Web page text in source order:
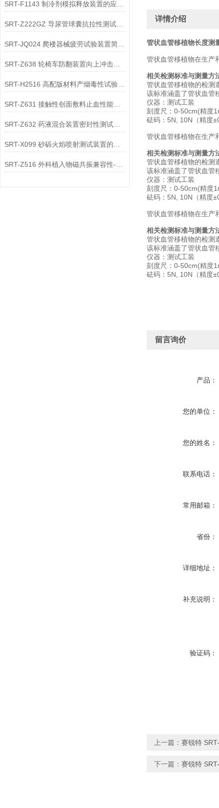
SRT-Z222GZ 导尿管球囊抗拉性测试装置的用途有哪些
SRT-JQ024 爬楼器械疲劳试验装置简单说明 质量保证
SRT-Z638 轮椅车防翻装置向上冲击测试试验机的应用领域有哪些 质量保证
SRT-H2516 高配版材料产烟毒性试验装置（鼠笼法）应用介绍 符合检测标准
SRT-Z631 接触性创面敷料止血性能体外模型试验装置简单介绍 符合标准
SRT-Z632 药液混合装置密封性测试仪简单介绍 提供技术指导
详情介绍
管状血管移植物长度测
管状血管移植物在生产
相关检测标准与测量方
管状血管移植物的检测
该标准涵盖了管状血管
仪器：测试工装
刻度尺：0-50cm(精度
砝码：5N, 10N（精度
管状血管移植物在生产
相关检测标准与测量方
管状血管移植物的检测
该标准涵盖了管状血管
仪器：测试工装
刻度尺：0-50cm(精度
砝码：5N, 10N（精度
管状血管移植物在生产
相关检测标准与测量方
管状血管移植物的检测
该标准涵盖了管状血管
仪器：测试工装
刻度尺：0-50cm(精度
砝码：5N, 10N（精度
留言询价
产品：
您的单位：
您的姓名：
联系电话：
常用邮箱：
省份：
详细地址：
补充说明：
验证码：
上一篇： 赛锐特
下一篇： 赛锐特